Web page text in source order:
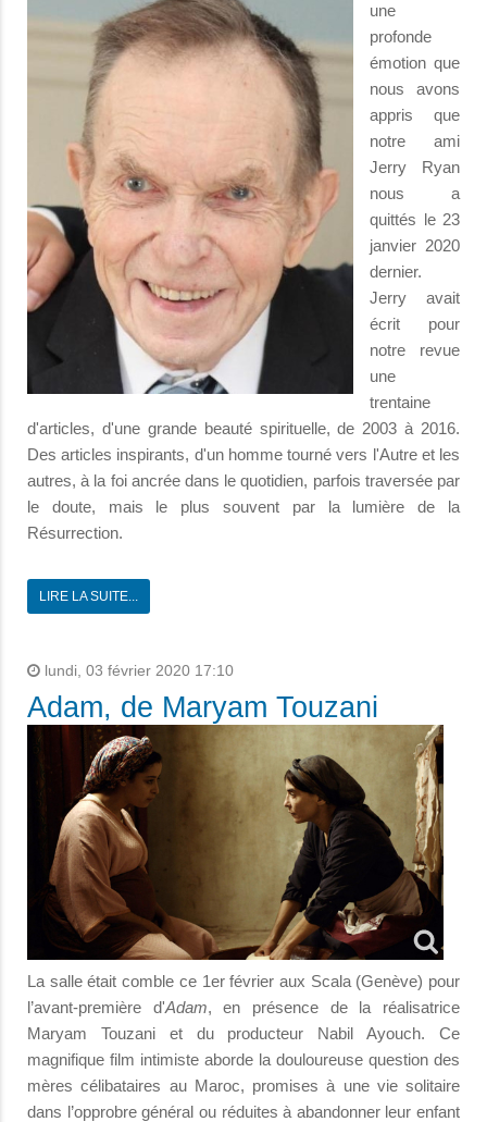
une
profonde
émotion que
nous avons
appris que
notre ami
Jerry Ryan
nous a
quittés le 23
janvier 2020
dernier.
Jerry avait
écrit pour
notre revue
une
trentaine
d'articles, d'une grande beauté spirituelle, de 2003 à 2016.
Des articles inspirants, d'un homme tourné vers l'Autre et les
autres, à la foi ancrée dans le quotidien, parfois traversée par
le doute, mais le plus souvent par la lumière de la
Résurrection.
LIRE LA SUITE...
lundi, 03 février 2020 17:10
Adam, de Maryam Touzani
La salle était comble ce 1er février aux Scala (Genève) pour
l’avant-première d'Adam, en présence de la réalisatrice
Maryam Touzani et du producteur Nabil Ayouch. Ce
magnifique film intimiste aborde la douloureuse question des
mères célibataires au Maroc, promises à une vie solitaire
dans l’opprobre général ou réduites à abandonner leur enfant